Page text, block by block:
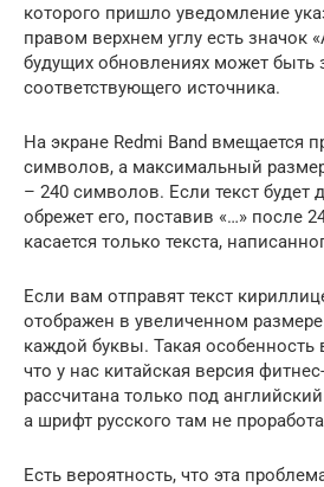
которого пришло уведомление
правом верхнем углу есть значок
будущих обновлениях может быть
соответствующего источника.
На экране Redmi Band вмещается
символов, а максимальный
– 240 символов. Если текст будет
обрежет его, поставив «…» после
касается только текста,
Если вам отправят текст
отображен в увеличенном
каждой буквы. Такая особенность
что у нас китайская версия
рассчитана только под
а шрифт русского там не
Есть вероятность, что эта